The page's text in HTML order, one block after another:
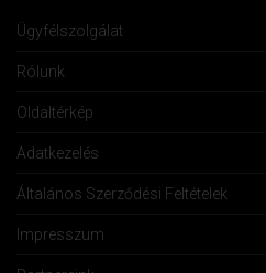
Ügyfélszolgálat
Rólunk
Oldaltérkép
Adatkezelés
Általános Szerződési Feltételek
Impresszum